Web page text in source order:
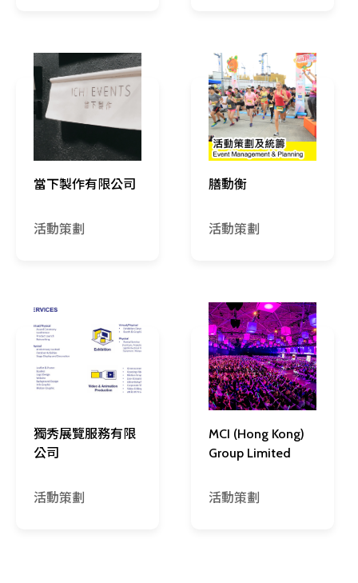
當下製作有限公司
活動策劃
膳動衡
活動策劃
獨秀展覽服務有限
公司
活動策劃
MCI (Hong Kong)
Group Limited
活動策劃